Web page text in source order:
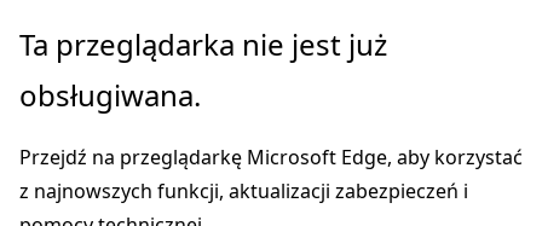
Przejdź
głównej
Ta przeglądarka nie jest już
obsługiwana.
Przejdź na przeglądarkę Microsoft Edge, aby korzystać
z najnowszych funkcji, aktualizacji zabezpieczeń i